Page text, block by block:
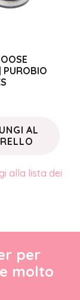
PUROBIO
AL
alla lista dei
per
molto